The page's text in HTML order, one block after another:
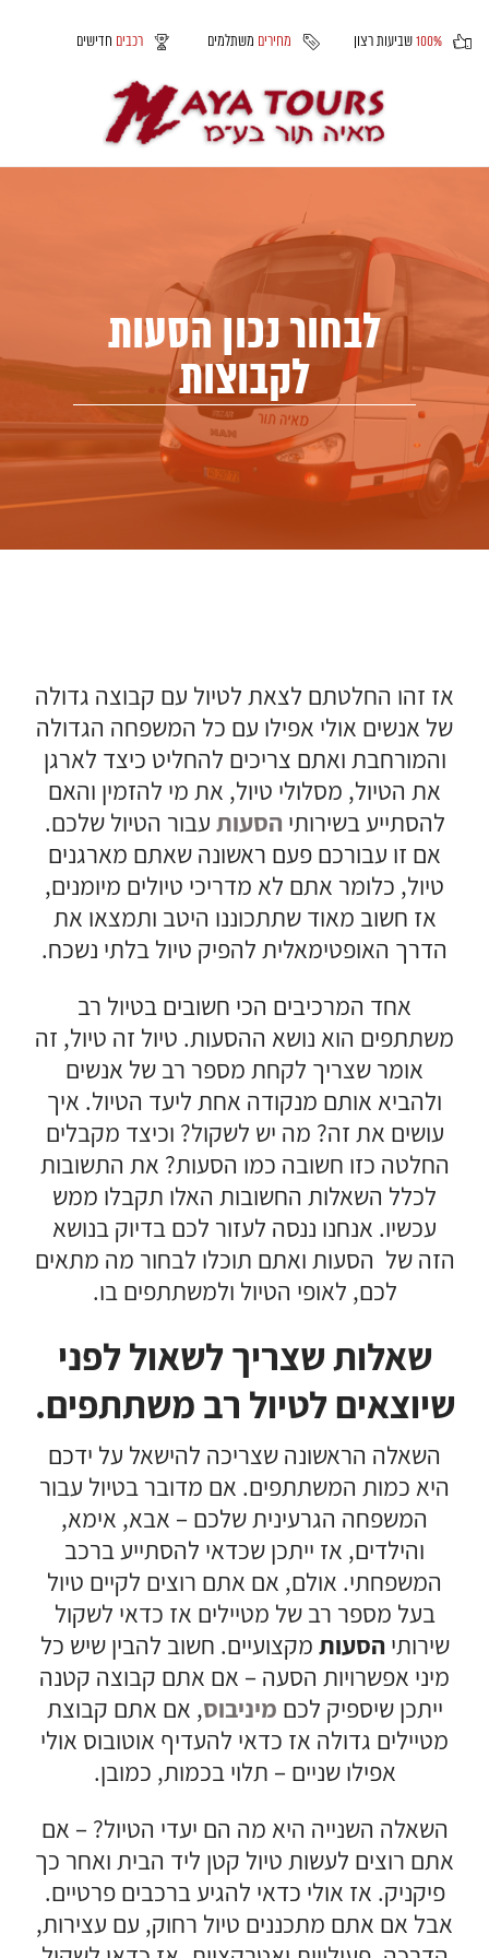
100%שביעות רצון מחירים משתלמים רכבים חדישים
לבחור נכון הסעות
לקבוצות
אז זהו החלטתם לצאת לטיול עם קבוצה גדולה
של אנשים אולי אפילו עם כל המשפחה הגדולה
והמורחבת ואתם צריכים להחליט כיצד לארגן
את הטיול, מסלולי טיול, את מי להזמין והאם
להסתייע בשירותי הסעות עבור הטיול שלכם.
אם זו עבורכם פעם ראשונה שאתם מארגנים
טיול, כלומר אתם לא מדריכי טיולים מיומנים,
אז חשוב מאוד שתתכוננו היטב ותמצאו את
הדרך האופטימאלית להפיק טיול בלתי נשכח.
אחד המרכיבים הכי חשובים בטיול רב
משתתפים הוא נושא ההסעות. טיול זה טיול, זה
אומר שצריך לקחת מספר רב של אנשים
ולהביא אותם מנקודה אחת ליעד הטיול. איך
עושים את זה? מה יש לשקול? וכיצד מקבלים
החלטה כזו חשובה כמו הסעות? את התשובות
לכלל השאלות החשובות האלו תקבלו ממש
עכשיו. אנחנו ננסה לעזור לכם בדיוק בנושא
הזה של הסעות ואתם תוכלו לבחור מה מתאים
לכם, לאופי הטיול ולמשתתפים בו.
שאלות שצריך לשאול לפני
שיוצאים לטיול רב משתתפים.
השאלה הראשונה שצריכה להישאל על ידכם
היא כמות המשתתפים. אם מדובר בטיול עבור
המשפחה הגרעינית שלכם – אבא, אימא,
והילדים, אז ייתכן שכדאי להסתייע ברכב
המשפחתי. אולם, אם אתם רוצים לקיים טיול
בעל מספר רב של מטיילים אז כדאי לשקול
שירותי הסעות מקצועיים. חשוב להבין שיש כל
מיני אפשרויות הסעה – אם אתם קבוצה קטנה
ייתכן שיספיק לכם מיניבוס, אם אתם קבוצת
מטיילים גדולה אז כדאי להעדיף אוטובוס אולי
אפילו שניים – תלוי בכמות, כמובן.
השאלה השנייה היא מה הם יעדי הטיול? – אם
אתם רוצים לעשות טיול קטן ליד הבית ואחר כך
פיקניק. אז אולי כדאי להגיע ברכבים פרטיים.
אבל אם אתם מתכננים טיול רחוק, עם עצירות,